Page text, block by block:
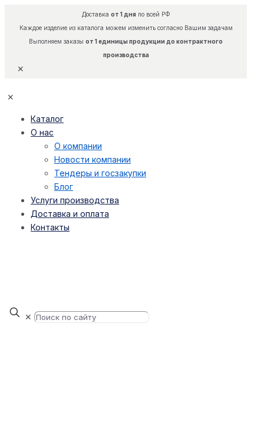
Доставка от 1 дняпо всей РФ
Каждое изделие из каталога можем изменить согласно Вашим задачам
Выполняем заказы от 1 единицы продукции до контрактного
производства
✕
✕
Каталог
О нас
О компании
Новости компании
Тендеры и госзакупки
Блог
Услуги производства
Доставка и оплата
Контакты
✕